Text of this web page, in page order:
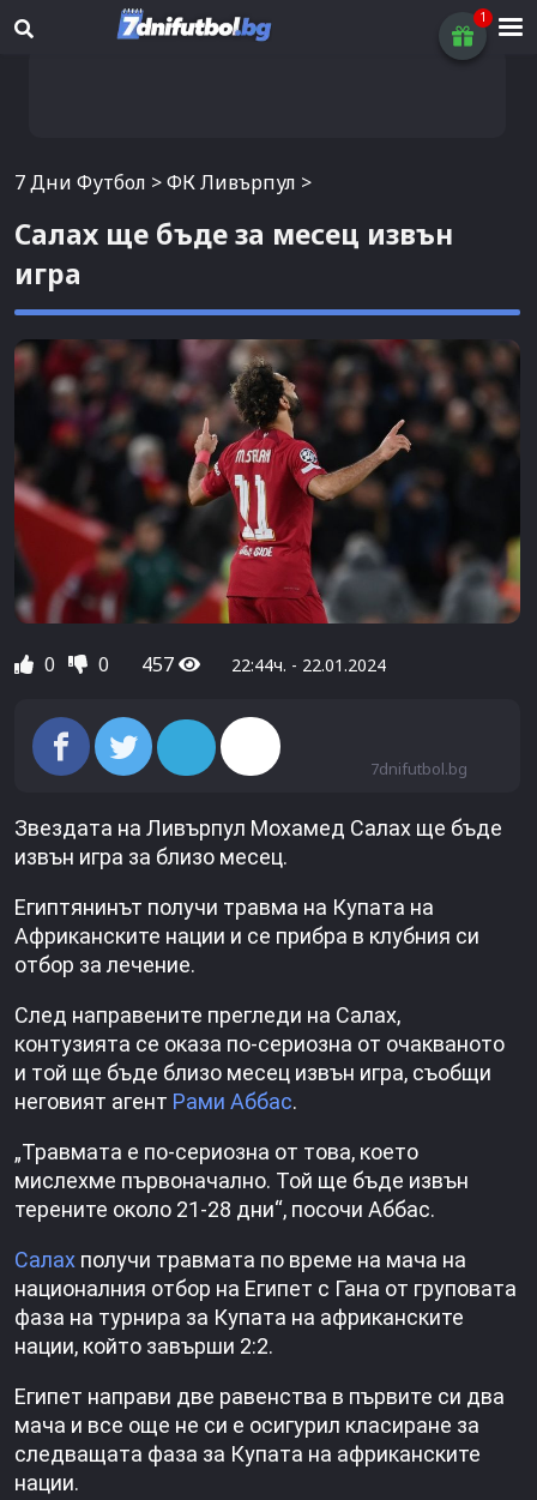
7 Дни Футбол >ФК Ливърпул >
Салах ще бъде за месец извън
игра
0 0 457 22:44ч. - 22.01.2024
7dnifutbol.bg
Звездата на Ливърпул Мохамед Салах ще бъде
извън игра за близо месец.
Египтянинът получи травма на Купата на
Африканските нации и се прибра в клубния си
отбор за лечение.
След направените прегледи на Салах,
контузията се оказа по-сериозна от очакваното
и той ще бъде близо месец извън игра, съобщи
неговият агент Рами Аббас.
„Травмата е по-сериозна от това, което
мислехме първоначално. Той ще бъде извън
терените около 21-28 дни“, посочи Аббас.
Салах получи травмата по време на мача на
националния отбор на Египет с Гана от груповата
фаза на турнира за Купата на африканските
нации, който завърши 2:2.
Египет направи две равенства в първите си два
мача и все още не си е осигурил класиране за
следващата фаза за Купата на африканските
нации.